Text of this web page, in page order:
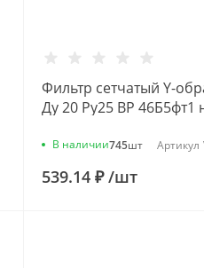
Фильтр сетчатый Y-
Ду 20 Ру25 ВР 46Б5фт1
В наличии745шт Артикул
539.14 ₽/шт